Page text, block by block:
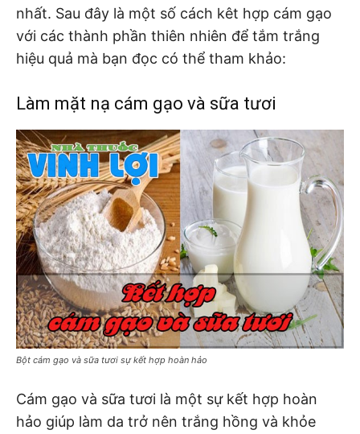
nhất. Sau đây là một số cách kêt hợp cám gạo
với các thành phần thiên nhiên để tắm trắng
hiệu quả mà bạn đọc có thể tham khảo:
Làm mặt nạ cám gạo và sữa tươi
Bột cám gạo và sữa tươi sự kết hợp hoàn hảo
Cám gạo và sữa tươi là một sự kết hợp hoàn
hảo giúp làm da trở nên trắng hồng và khỏe